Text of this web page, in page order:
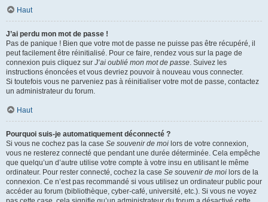
Haut
J’ai perdu mon mot de passe !
Pas de panique ! Bien que votre mot de passe ne puisse pas être récupéré, il
peut facilement être réinitialisé. Pour ce faire, rendez vous sur la page de
connexion puis cliquez sur J’ai oublié mon mot de passe. Suivez les
instructions énoncées et vous devriez pouvoir à nouveau vous connecter.
Si toutefois vous ne parveniez pas à réinitialiser votre mot de passe, contactez
un administrateur du forum.
Haut
Pourquoi suis-je automatiquement déconnecté ?
Si vous ne cochez pas la case Se souvenir de moi lors de votre connexion,
vous ne resterez connecté que pendant une durée déterminée. Cela empêche
que quelqu’un d’autre utilise votre compte à votre insu en utilisant le même
ordinateur. Pour rester connecté, cochez la case Se souvenir de moi lors de la
connexion. Ce n’est pas recommandé si vous utilisez un ordinateur public pour
accéder au forum (bibliothèque, cyber-café, université, etc.). Si vous ne voyez